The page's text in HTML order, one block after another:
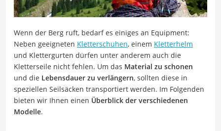
Wenn der Berg ruft, bedarf es einiges an Equipment:
Neben geeigneten Kletterschuhen, einem Kletterhelm
und Klettergurten dürfen unter anderem auch die
Kletterseile nicht fehlen. Um das Material zu schonen
und die Lebensdauer zu verlängern, sollten diese in
speziellen Seilsäcken transportiert werden. Im Folgenden
bieten wir Ihnen einen Überblick der verschiedenen
Modelle.